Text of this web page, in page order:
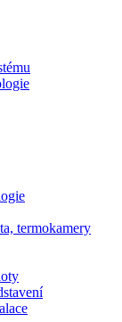
termokamery